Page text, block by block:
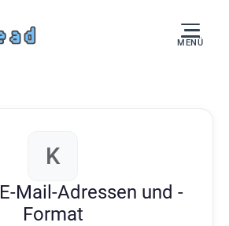
MENÜ
K
E-Mail-Adressen und -
Format